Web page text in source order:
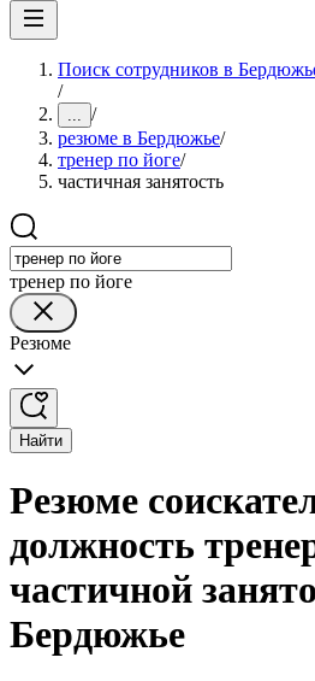
Поиск сотрудников в
/
... /
резюме в Бердюжье/
тренер по йоге/
частичная занятость
тренер по йоге
Резюме
Найти
Резюме
должность
частичной
Бердюжье